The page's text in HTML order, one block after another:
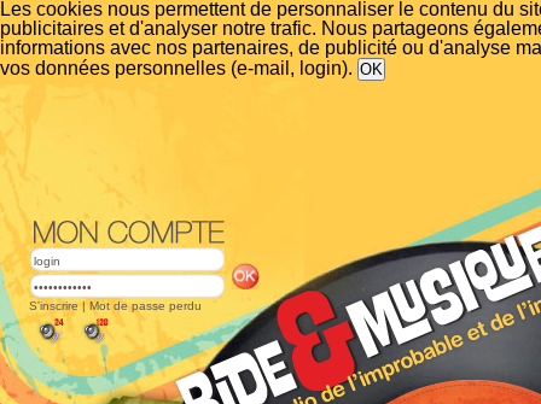
Les cookies nous permettent de personnaliser le contenu du
publicitaires et d'analyser notre trafic. Nous partageons
informations avec nos partenaires, de publicité ou d'analyse
vos données personnelles (e-mail, login).
S'inscrire | Mot de passe perdu